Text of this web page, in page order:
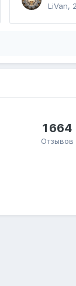
LiVan,
1 664
Отзывов